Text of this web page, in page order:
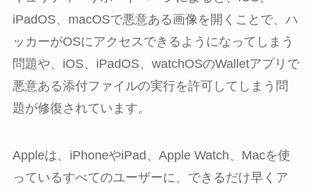
iPadOS、macOSで悪意ある画像を開くことで、ハ
ッカーがOSにアクセスできるようになってしまう
問題や、iOS、iPadOS、watchOSのWalletアプリで
悪意ある添付ファイルの実行を許可してしまう問
題が修復されています。
Appleは、iPhoneやiPad、Apple Watch、Macを使
っているすべてのユーザーに、できるだけ早くア